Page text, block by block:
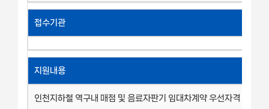
접수기관
지원내용
인천지하철 역구내 매점 및 음료자판기 임대차계약 우선자격 부여